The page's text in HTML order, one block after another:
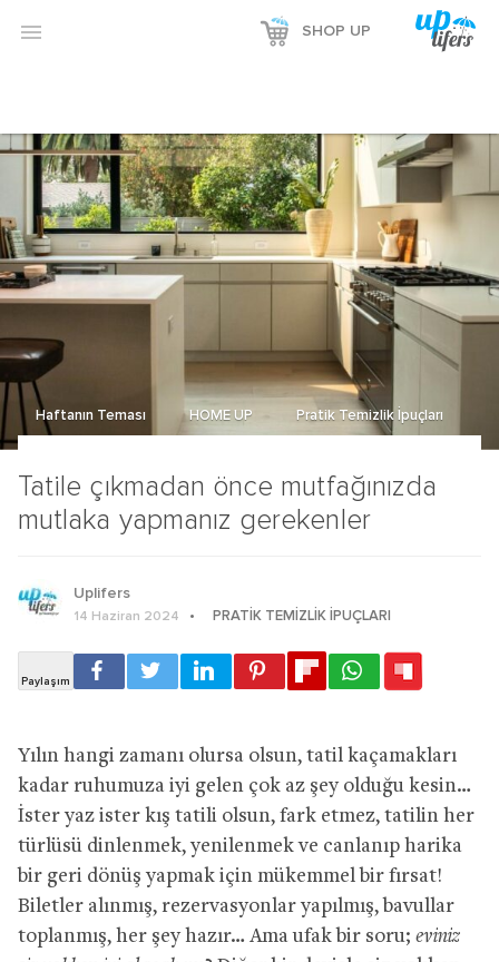
 SHOP UP
Tatile çıkmadan önce mutfağınızda
mutlaka yapmanız gerekenler
Haftanın Teması HOME UP Pratik Temizlik İpuçları
Uplifers
14 Haziran 2024 PRATIK TEMIZLIK İPUÇLARI
Yılın hangi zamanı olursa olsun, tatil kaçamakları
kadar ruhumuza iyi gelen çok az şey olduğu kesin…
İster yaz ister kış tatili olsun, fark etmez, tatilin her
türlüsü dinlenmek, yenilenmek ve canlanıp harika
bir geri dönüş yapmak için mükemmel bir fırsat!
Biletler alınmış, rezervasyonlar yapılmış, bavullar
toplanmış, her şey hazır… Ama ufak bir soru; eviniz